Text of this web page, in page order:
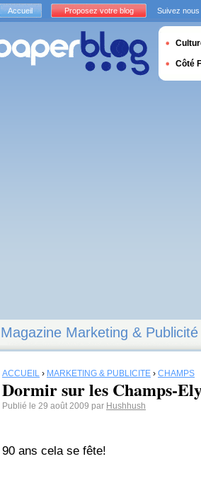
Magazine Marketing & Publicité
ACCUEIL › MARKETING & PUBLICITÉ › CHAMPS
Dormir sur les Champs-
Publié le 29 août 2009 par Hushhush
90 ans cela se fête!
Accueil Proposez votre blog Suivez nous
Côté